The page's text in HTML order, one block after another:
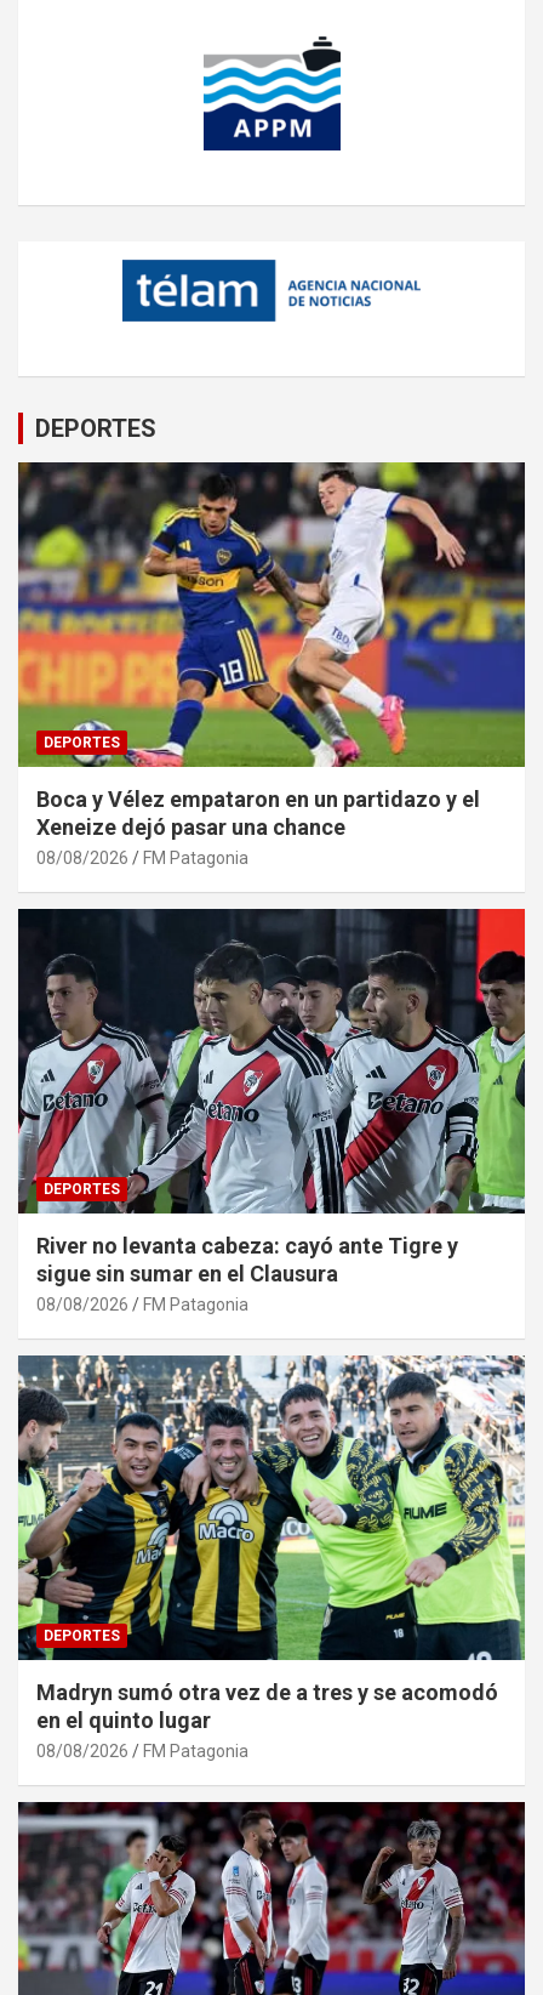
DEPORTES
DEPORTES
Boca y Vélez empataron en un partidazo y el
Xeneize dejó pasar una chance
08/08/2026 FM Patagonia
DEPORTES
River no levanta cabeza: cayó ante Tigre y
sigue sin sumar en el Clausura
08/08/2026 FM Patagonia
DEPORTES
Madryn sumó otra vez de a tres y se acomodó
en el quinto lugar
08/08/2026 FM Patagonia